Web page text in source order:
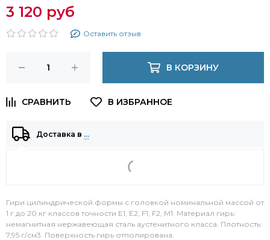
3 120 руб
Оставить отзыв
В КОРЗИНУ
Доставка в …
Гири цилиндрической формы с головкой номинальной массой от
1 г до 20 кг классов точности Е1, Е2, F1, F2, М1. Материал гирь:
немагнитная нержавеющая сталь аустенитного класса. Плотность:
7,95 г/см3. Поверхность гирь отполирована.